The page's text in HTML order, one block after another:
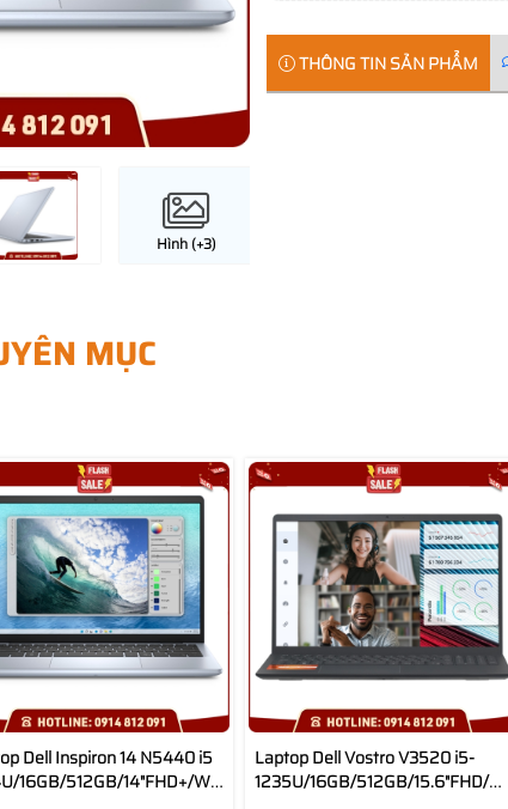
Hình (+3)
THÔNG TIN SẢN PHẨM
MỤC
Dell Inspiron 14 N5440 i5
16GB/512GB/14"FHD+/Win11/Office
Laptop Dell Vostro V3520 i5-
1235U/16GB/512GB/15.6"FHD/